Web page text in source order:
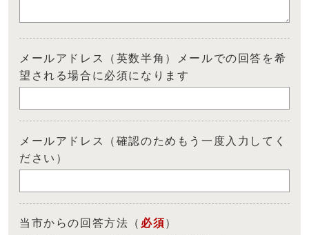
メールアドレス（英数半角）メールでの回答を希
望される場合に必須になります
メールアドレス（確認のためもう一度入力してく
ださい）
当市からの回答方法 （ 必須）